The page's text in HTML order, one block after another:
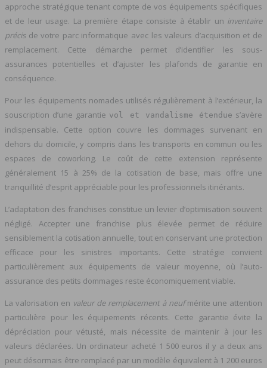
approche stratégique tenant compte de vos équipements spécifiques
et de leur usage. La première étape consiste à établir un inventaire
précisde votre parc informatique avec les valeurs d’acquisition et de
remplacement. Cette démarche permet d’identifier les sous-
assurances potentielles et d’ajuster les plafonds de garantie en
conséquence.
Pour les équipements nomades utilisés régulièrement à l’extérieur, la
souscription d’une garantie vol et vandalisme étendue s’avère
indispensable. Cette option couvre les dommages survenant en
dehors du domicile, y compris dans les transports en commun ou les
espaces de coworking. Le coût de cette extension représente
généralement 15 à 25% de la cotisation de base, mais offre une
tranquillité d’esprit appréciable pour les professionnels itinérants.
L’adaptation des franchises constitue un levier d’optimisation souvent
négligé. Accepter une franchise plus élevée permet de réduire
sensiblement la cotisation annuelle, tout en conservant une protection
efficace pour les sinistres importants. Cette stratégie convient
particulièrement aux équipements de valeur moyenne, où l’auto-
assurance des petits dommages reste économiquement viable.
La valorisation en valeur de remplacement à neufmérite une attention
particulière pour les équipements récents. Cette garantie évite la
dépréciation pour vétusté, mais nécessite de maintenir à jour les
valeurs déclarées. Un ordinateur acheté 1 500 euros il y a deux ans
peut désormais être remplacé par un modèle équivalent à 1 200 euros